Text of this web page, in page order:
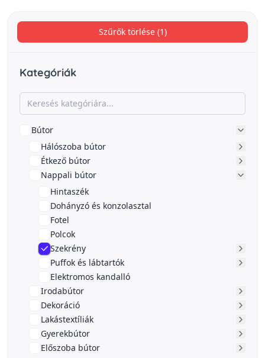
Szűrők törlése (1)
Kategóriák
Bútor
Hálószoba bútor
Étkező bútor
Nappali bútor
Hintaszék
Dohányzó és konzolasztal
Fotel
Polcok
Szekrény
Puffok és lábtartók
Elektromos kandalló
Irodabútor
Dekoráció
Lakástextíliák
Gyerekbútor
Előszoba bútor